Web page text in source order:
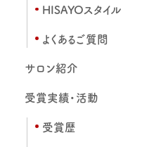
HISAYOスタイル
よくあるご質問
サロン紹介
受賞実績・活動
受賞歴